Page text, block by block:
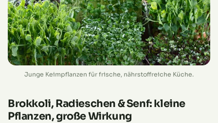
Junge Keimpflanzen für frische, nährstoffreiche Küche.
Brokkoli, Radieschen & Senf: kleine
Pflanzen, große Wirkung